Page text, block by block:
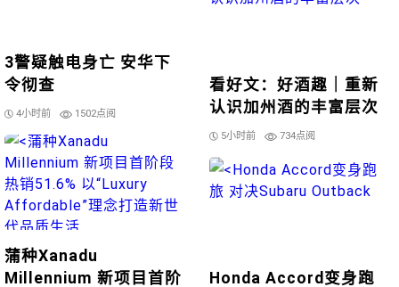
3警疑触电身亡 安华下
令彻查
4小时前 1502点阅
看好文：好酒趣｜重新
认识加州酒的丰富层次
5小时前 734点阅
蒲种Xanadu
Millennium 新项目首阶
Honda Accord变身跑